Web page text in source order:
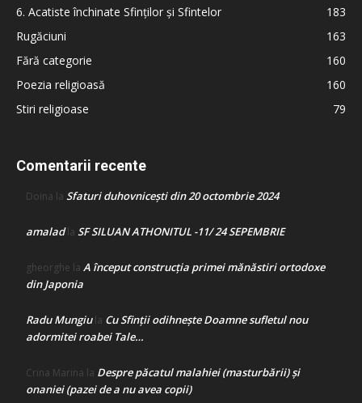
6. Acatiste închinate Sfinților și Sfintelor
183
Rugăciuni
163
Fără categorie
160
Poezia religioasă
160
Stiri religioase
79
Comentarii recente
Doina la Sfaturi duhovnicești din 20 octombrie 2024
amaladla SF SILUAN ATHONITUL -11/ 24 SEPEMBRIE
gheorghe la A început construcţia primei mănăstiri ortodoxe
din Japonia
Radu Mungiula Cu Sfinții odihnește Doamne sufletul nou
adormitei roabei Tale…
Crina Marina la Despre păcatul malahiei (masturbării) şi
onaniei (pazei de a nu avea copii)